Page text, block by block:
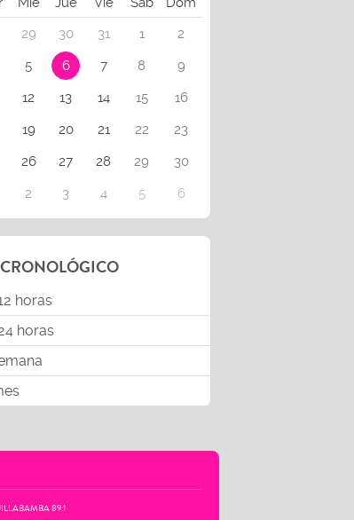
29 30 31 1
2
5 6 7 8
9
12 13 14 15
16
19 20 21 22
23
26 27 28 29
30
2 3 4 5 6
horas
horas
89.1